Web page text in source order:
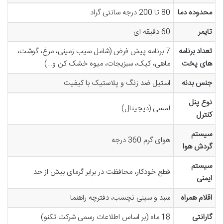
محدوده دما
80 تا 200 درجه سانتی گراد
تایمر
60 دقیقه ای
تعداد برنامه
های پخت
7 برنامه پیش فرض (شامل سیب زمینی، مرغ، گوشت،
ماهی، کیک، سبزیجات، میوه خشک کن و…)
جنس بدنه
استیل ضد زنگ و پلاستیک با کیفیت
نوع پنل
کنترل
لمسی (دیجیتال)
سیستم
گردش هوا
هوای گرم 360 درجه
سیستم
ایمنی
قطع خودکار، محافظت در برابر گرمای بیش از حد
اقلام همراه
سبد و سینی نچسب، دفترچه راهنما
گارانتی
18 ماه (بر اساس اطلاعات رسمی شرکت تکنو)